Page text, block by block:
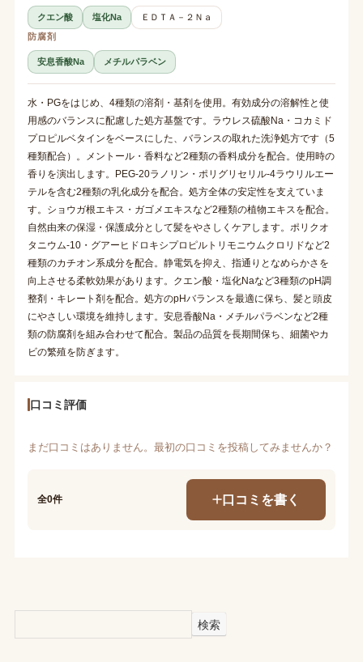
クエン酸 塩化Na
ＥＤＴＡ－２Ｎａ
防腐剤
安息香酸Na メチルパラベン
水・PGをはじめ、4種類の溶剤・基剤を使用。有効成分の溶解性と使
用感のバランスに配慮した処方基盤です。ラウレス硫酸Na・コカミド
プロピルベタインをベースにした、バランスの取れた洗浄処方です（5
種類配合）。メントール・香料など2種類の香料成分を配合。使用時の
香りを演出します。PEG-20ラノリン・ポリグリセリル-4ラウリルエー
テルを含む2種類の乳化成分を配合。処方全体の安定性を支えていま
す。ショウガ根エキス・ガゴメエキスなど2種類の植物エキスを配合。
自然由来の保湿・保護成分として髪をやさしくケアします。ポリクオ
タニウム-10・グアーヒドロキシプロピルトリモニウムクロリドなど2
種類のカチオン系成分を配合。静電気を抑え、指通りとなめらかさを
向上させる柔軟効果があります。クエン酸・塩化Naなど3種類のpH調
整剤・キレート剤を配合。処方のpHバランスを最適に保ち、髪と頭皮
にやさしい環境を維持します。安息香酸Na・メチルパラベンなど2種
類の防腐剤を組み合わせて配合。製品の品質を長期間保ち、細菌やカ
ビの繁殖を防ぎます。
口コミ評価
まだ口コミはありません。最初の口コミを投稿してみませんか？
全0件 口コミを書く
検索